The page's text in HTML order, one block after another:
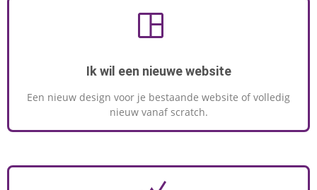
Ik wil een nieuwe website
Een nieuw design voor je bestaande website of volledig
nieuw vanaf scratch.